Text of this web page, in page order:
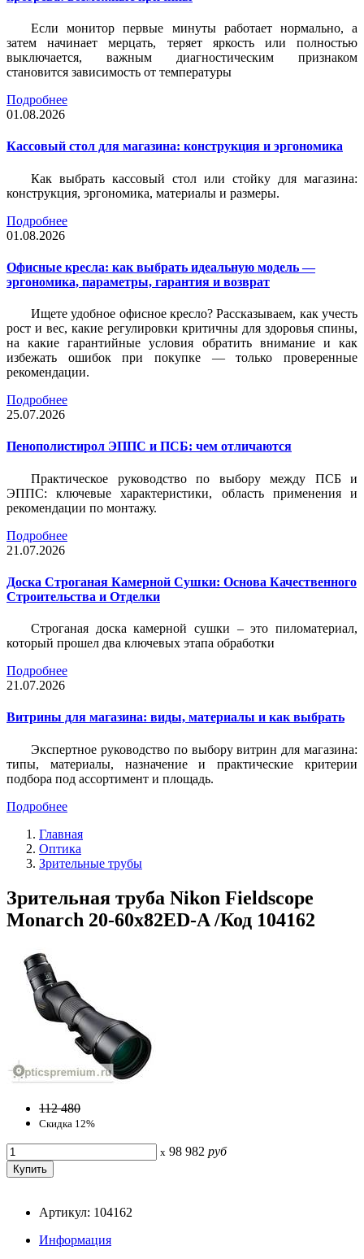
Если монитор первые минуты работает нормально, а
затем начинает мерцать, теряет яркость или полностью
выключается, важным диагностическим признаком
становится зависимость от температуры
Подробнее
01.08.2026
Кассовый стол для магазина: конструкция и эргономика
Как выбрать кассовый стол или стойку для магазина:
конструкция, эргономика, материалы и размеры.
Подробнее
01.08.2026
Офисные кресла: как выбрать идеальную модель —
эргономика, параметры, гарантия и возврат
Ищете удобное офисное кресло? Рассказываем, как учесть
рост и вес, какие регулировки критичны для здоровья спины,
на какие гарантийные условия обратить внимание и как
избежать ошибок при покупке — только проверенные
рекомендации.
Подробнее
25.07.2026
Пенополистирол ЭППС и ПСБ: чем отличаются
Практическое руководство по выбору между ПСБ и
ЭППС: ключевые характеристики, область применения и
рекомендации по монтажу.
Подробнее
21.07.2026
Доска Строганая Камерной Сушки: Основа Качественного
Строительства и Отделки
Строганая доска камерной сушки – это пиломатериал,
который прошел два ключевых этапа обработки
Подробнее
21.07.2026
Витрины для магазина: виды, материалы и как выбрать
Экспертное руководство по выбору витрин для магазина:
типы, материалы, назначение и практические критерии
подбора под ассортимент и площадь.
Подробнее
Главная
Оптика
Зрительные трубы
Зрительная труба Nikon Fieldscope
Monarch 20-60x82ED-A /Код 104162
112 480
Скидка 12%
x 98 982 руб
Артикул: 104162
Информация